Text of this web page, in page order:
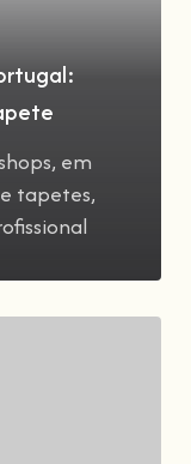
em
tapetes,